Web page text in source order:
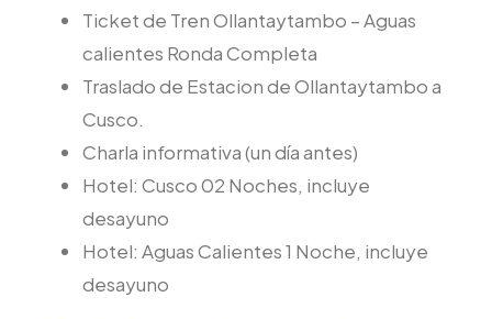
Ticket de Tren Ollantaytambo – Aguas
calientes Ronda Completa
Traslado de Estacion de Ollantaytambo a
Cusco.
Charla informativa (un día antes)
Hotel: Cusco 02 Noches, incluye
desayuno
Hotel: Aguas Calientes 1 Noche, incluye
desayuno